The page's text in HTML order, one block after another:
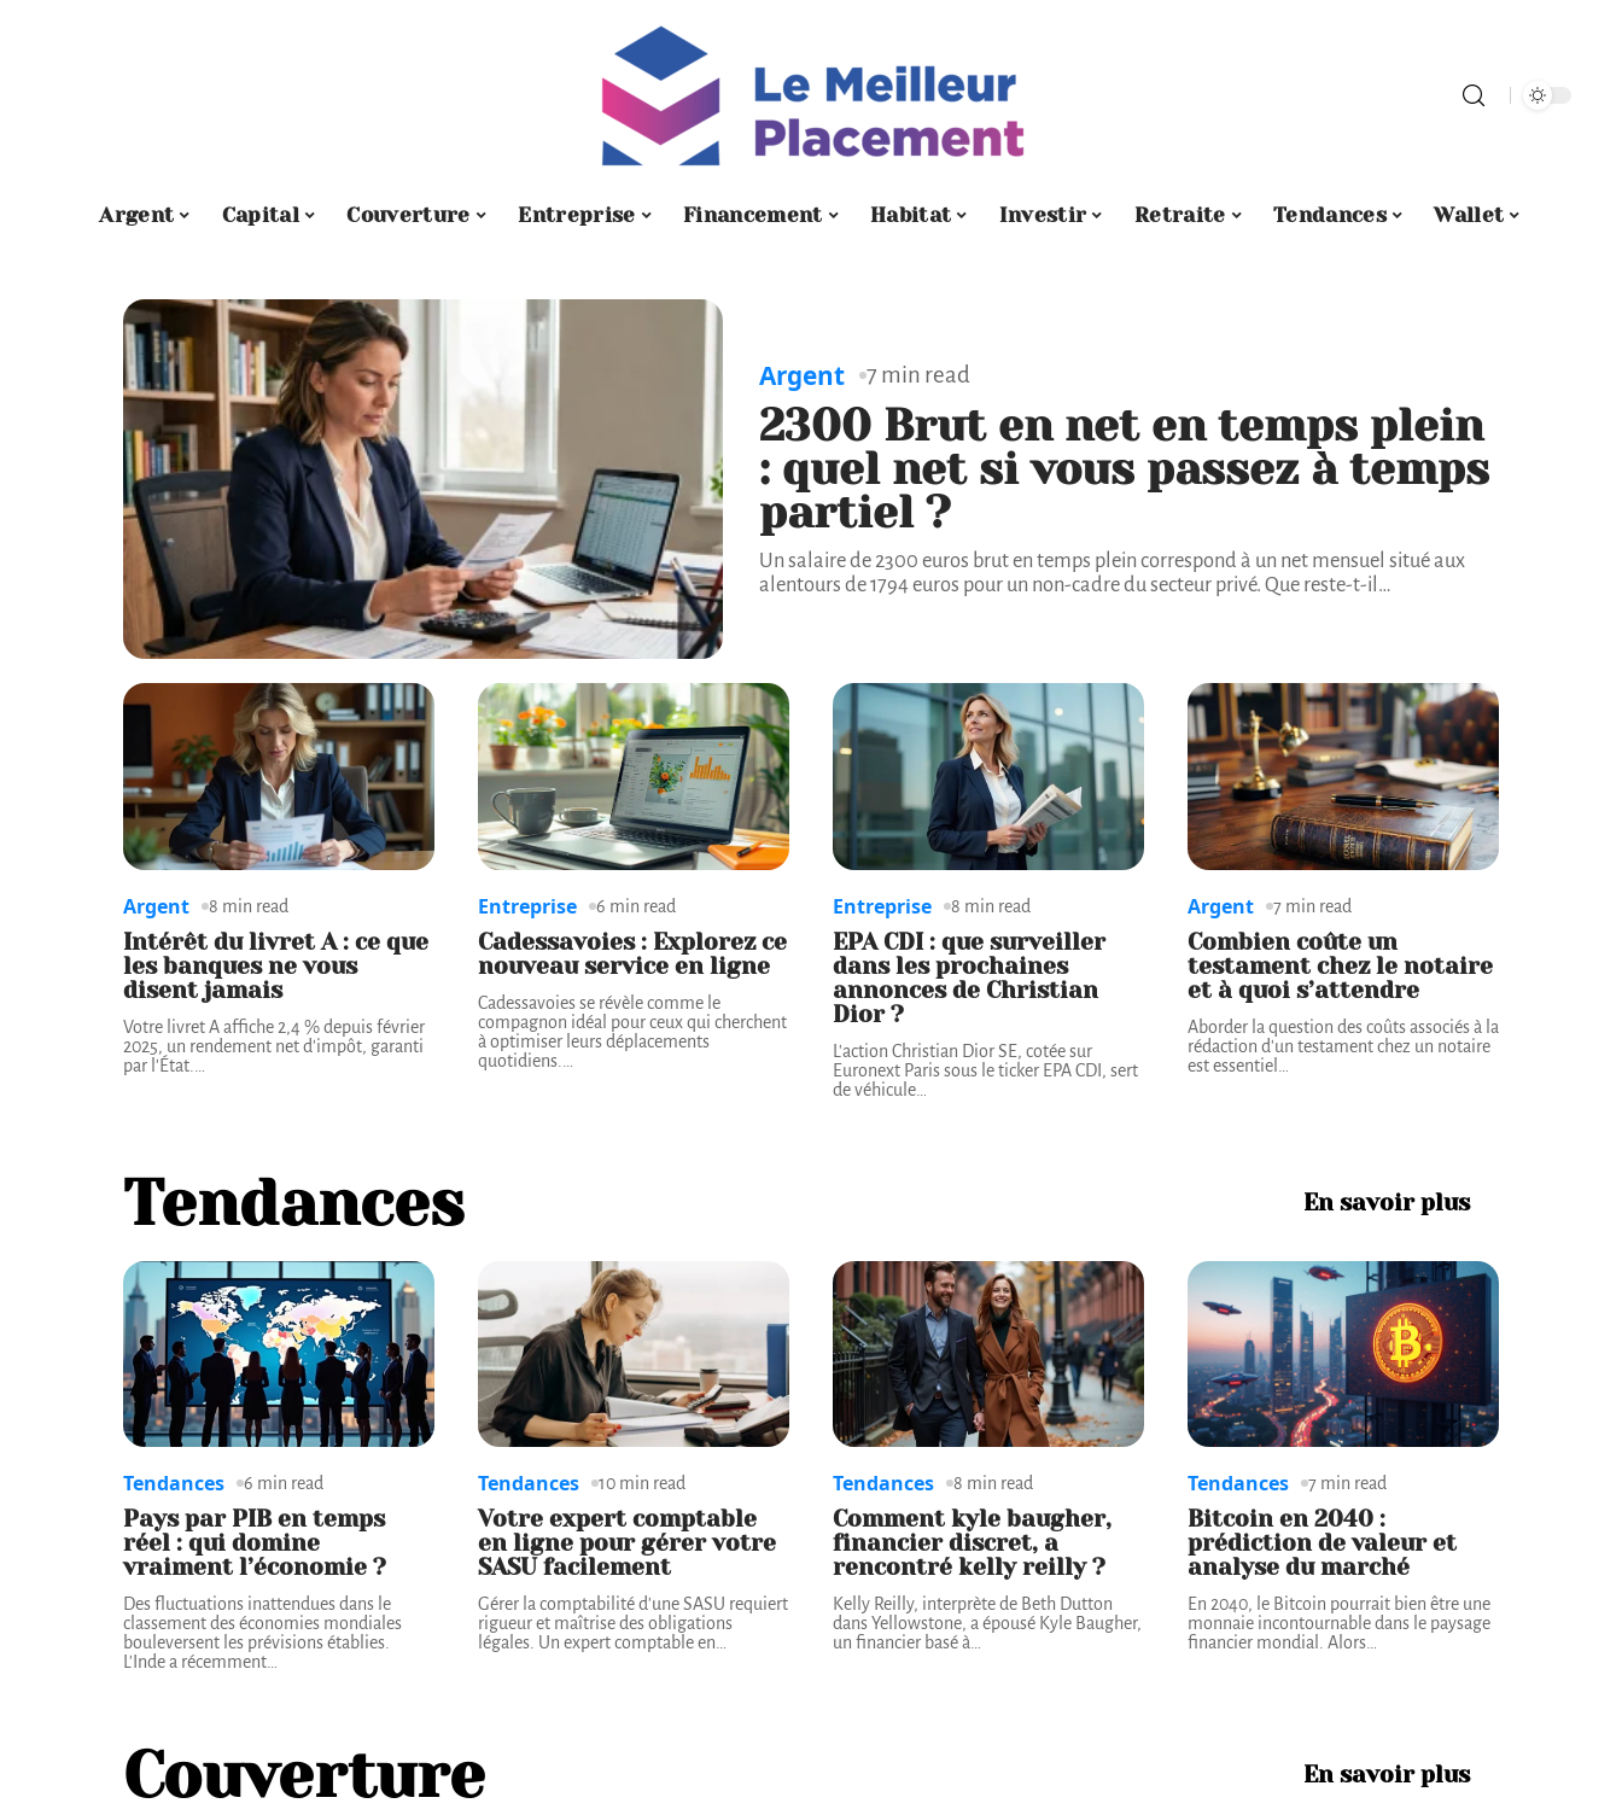
Argent Capital Couverture Entreprise Financement Habitat Investir Retraite Tendances Wallet
Argent 7 min read
2300 Brut en net en temps plein
: quel net si vous passez à temps
partiel ?
Un salaire de 2300 euros brut en temps plein correspond à un net mensuel situé aux
alentours de 1794 euros pour un non-cadre du secteur privé. Que reste-t-il …
Argent 8 min read
Intérêt du livret A : ce que
les banques ne vous
disent jamais
Votre livret A affiche 2,4 % depuis février
2025, un rendement net d'impôt, garanti
par l'État.
Entreprise 6 min read
Cadessavoies : Explorez ce
nouveau service en ligne
Cadessavoies se révèle comme le
compagnon idéal pour ceux qui cherchent
à optimiser leurs déplacements
quotidiens.
Entreprise 8 min read
EPA CDI : que surveiller
dans les prochaines
annonces de Christian
Dior ?
L'action Christian Dior SE, cotée sur
Euronext Paris sous le ticker EPA CDI, sert
de véhicule
Argent 7 min read
Combien coûte un
testament chez le notaire
et à quoi s’attendre
Aborder la question des coûts associés à la
rédaction d'un testament chez un notaire
est essentiel
Tendances En savoir plus
Tendances 6 min read
Pays par PIB en temps
réel : qui domine
vraiment l’économie ?
Des fluctuations inattendues dans le
classement des économies mondiales
bouleversent les prévisions établies.
L'Inde a récemment…
Tendances 10 min read
Votre expert comptable
en ligne pour gérer votre
SASU facilement
Gérer la comptabilité d'une SASU requiert
rigueur et maîtrise des obligations
légales. Un expert comptable en…
Tendances 8 min read
Comment kyle baugher,
financier discret, a
rencontré kelly reilly ?
Kelly Reilly, interprète de Beth Dutton
dans Yellowstone, a épousé Kyle Baugher,
un financier basé à…
Tendances 7 min read
Bitcoin en 2040 :
prédiction de valeur et
analyse du marché
En 2040, le Bitcoin pourrait bien être une
monnaie incontournable dans le paysage
financier mondial. Alors…
Couverture En savoir plus